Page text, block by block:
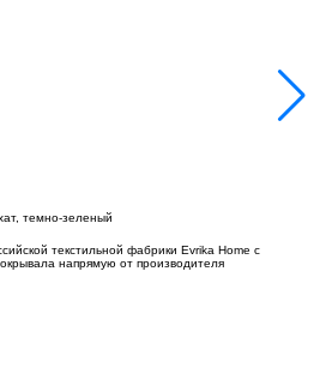
темно-зеленый
текстильной фабрики Evrika Home c
напрямую от производителя